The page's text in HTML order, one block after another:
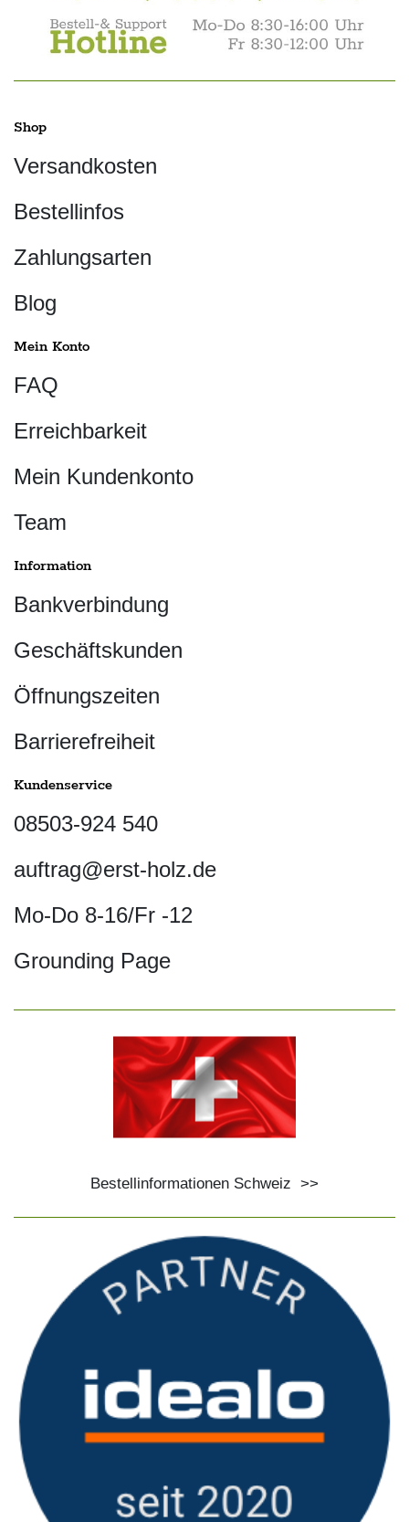
Shop
Versandkosten
Bestellinfos
Zahlungsarten
Blog
Mein Konto
FAQ
Erreichbarkeit
Mein Kundenkonto
Team
Information
Bankverbindung
Geschäftskunden
Öffnungszeiten
Barrierefreiheit
Kundenservice
08503-924 540
auftrag@erst-holz.de
Mo-Do 8-16/Fr -12
Grounding Page
Bestellinformationen Schweiz >>